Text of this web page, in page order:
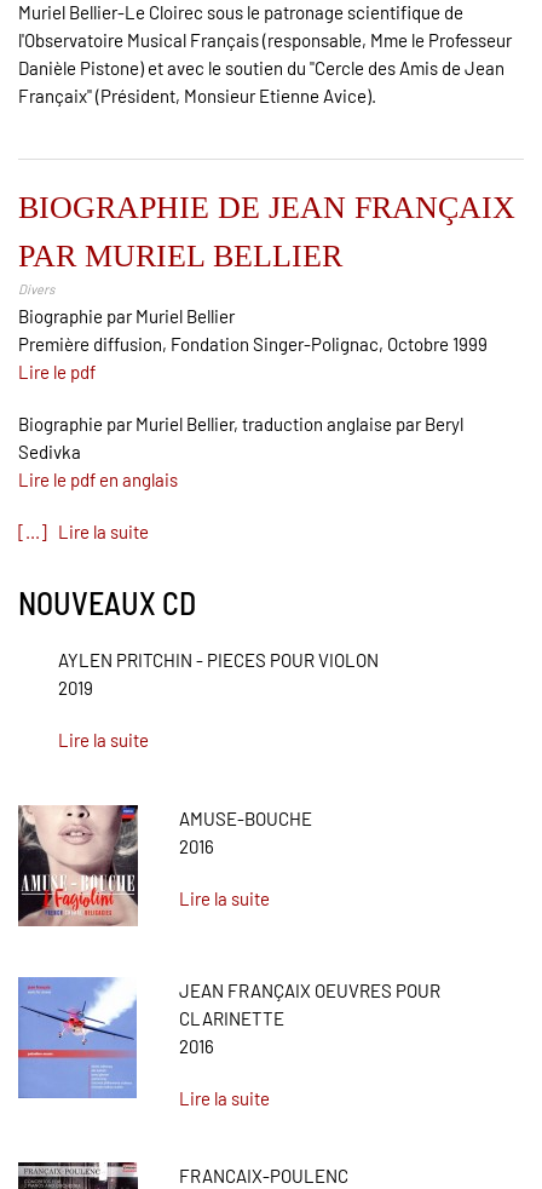
Muriel Bellier-Le Cloirec sous le patronage scientifique de
l'Observatoire Musical Français (responsable, Mme le Professeur
Danièle Pistone) et avec le soutien du "Cercle des Amis de Jean
Françaix" (Président, Monsieur Etienne Avice).
BIOGRAPHIE DE JEAN FRANÇAIX
PAR MURIEL BELLIER
Divers
Biographie par Muriel Bellier
Première diffusion, Fondation Singer-Polignac, Octobre 1999
Lire le pdf
Biographie par Muriel Bellier, traduction anglaise par Beryl
Sedivka
Lire le pdf en anglais
[...] Lire la suite
NOUVEAUX CD
AYLEN PRITCHIN - PIECES POUR VIOLON
2019
Lire la suite
AMUSE-BOUCHE
2016
Lire la suite
JEAN FRANÇAIX OEUVRES POUR
CLARINETTE
2016
Lire la suite
FRANCAIX-POULENC